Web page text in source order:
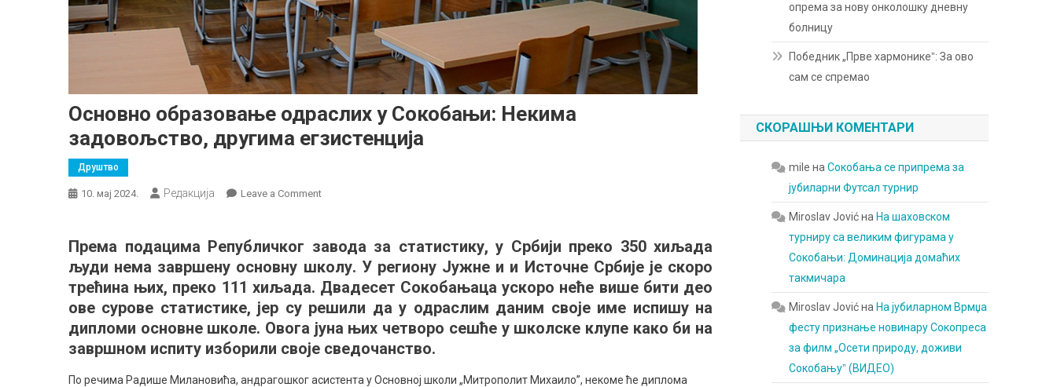
Основно образовање одраслих у Сокобањи: Некима
задовољство, другима егзистенција
Друштво
10. мај 2024. Редакција Leave a Commenton
одраслих
у
Сокобањи:
задовољство,
другима
егзистенција
Према подацима Републичког завода за статистику, у Србији преко 350 хиљада
људи нема завршену основну школу. У региону Јужне и и Источне Србије је скоро
трећина њих, преко 111 хиљада. Двадесет Сокобањаца ускоро неће више бити део
ове сурове статистике, јер су решили да у одраслим даним своје име испишу на
дипломи основне школе. Овога јуна њих четворо сешће у школске клупе како би на
завршном испиту изборили своје сведочанство.
По речима Радише Милановића, андрагошког асистента у Основној школи „Митрополит Михаило”, некоме ће диплома
опрема за нову онколошку дневну
болницу
Победник „Прве хармоникеˮ: За ово
сам се спремао
СКОРАШЊИ КОМЕНТАРИ
mile наСокобања се припрема за
јубиларни Футсал турнир
Miroslav Jovićна На шаховском
турниру са великим фигурама у
Сокобањи: Доминација домаћих
такмичара
Miroslav Jovićна На јубиларном Врмџа
фесту признање новинару Сокопреса
за филм „Осети природу, доживи
Сокобањуˮ (ВИДЕО)